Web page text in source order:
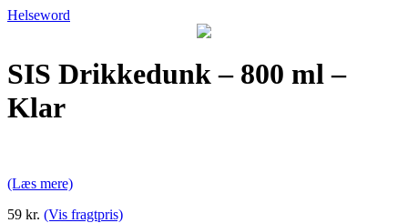
Helseword
SIS Drikkedunk – 800 ml –
Klar
(Læs mere)
59 kr. (Vis fragtpris)